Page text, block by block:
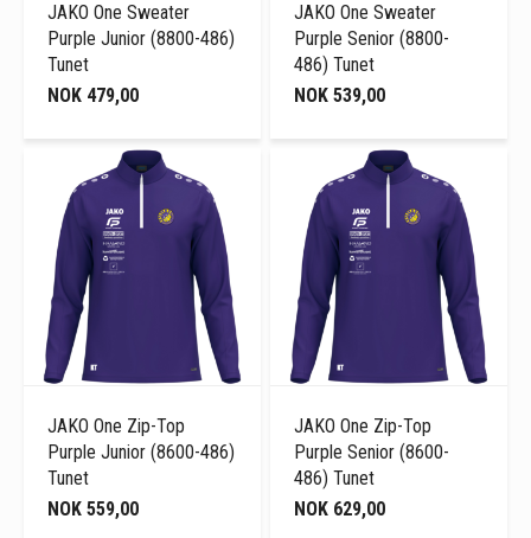
JAKO One Sweater
Purple Junior (8800-486)
Tunet
NOK 479,00
JAKO One Sweater
Purple Senior (8800-
486) Tunet
NOK 539,00
JAKO One Zip-Top
Purple Junior (8600-486)
Tunet
NOK 559,00
JAKO One Zip-Top
Purple Senior (8600-
486) Tunet
NOK 629,00